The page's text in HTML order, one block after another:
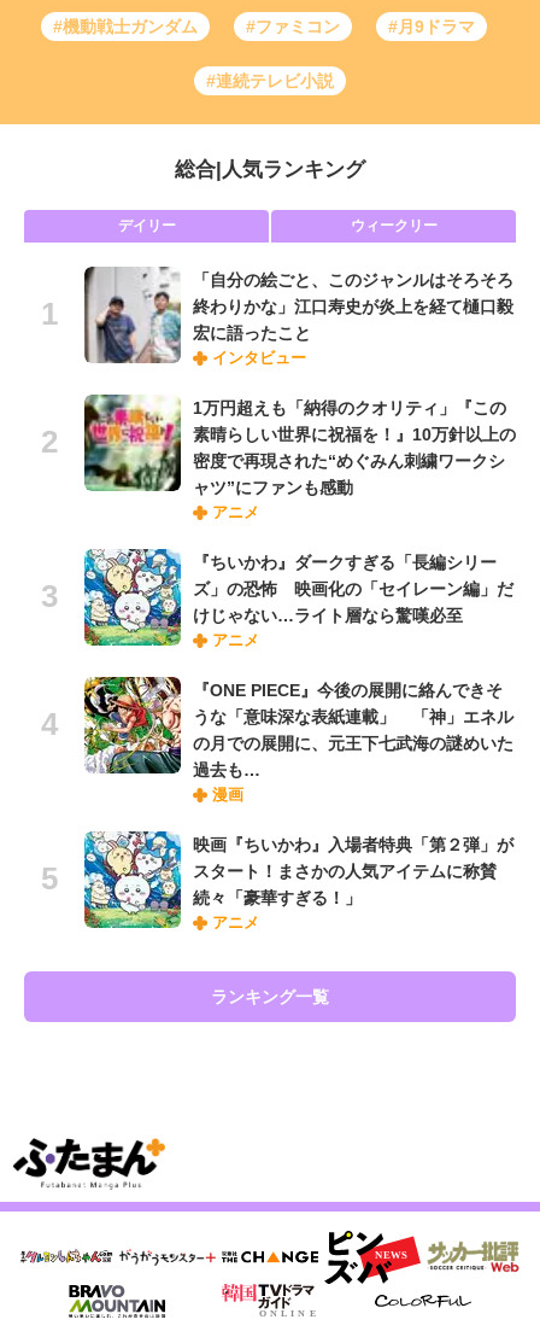
#機動戦士ガンダム #ファミコン #月9ドラマ
#連続テレビ小説
総合 人気ランキング
デイリー ウィークリー
「自分の絵ごと、このジャンルはそろそろ
終わりかな」江口寿史が炎上を経て樋口毅
宏に語ったこと
インタビュー
1万円超えも「納得のクオリティ」『この
素晴らしい世界に祝福を！』10万針以上の
密度で再現された“めぐみん刺繍ワークシ
ャツ”にファンも感動
アニメ
『ちいかわ』ダークすぎる「長編シリー
ズ」の恐怖 映画化の「セイレーン編」だ
けじゃない…ライト層なら驚嘆必至
アニメ
『ONE PIECE』今後の展開に絡んできそ
うな「意味深な表紙連載」 「神」エネル
の月での展開に、元王下七武海の謎めいた
過去も…
漫画
映画『ちいかわ』入場者特典「第２弾」が
スタート！まさかの人気アイテムに称賛
続々「豪華すぎる！」
アニメ
ランキング一覧